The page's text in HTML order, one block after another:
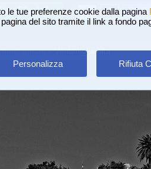
le tue preferenze cookie dalla pagina
del sito tramite il link a fondo
Personalizza Rifiuta
A A ?
umani» Ventimiglia Alta